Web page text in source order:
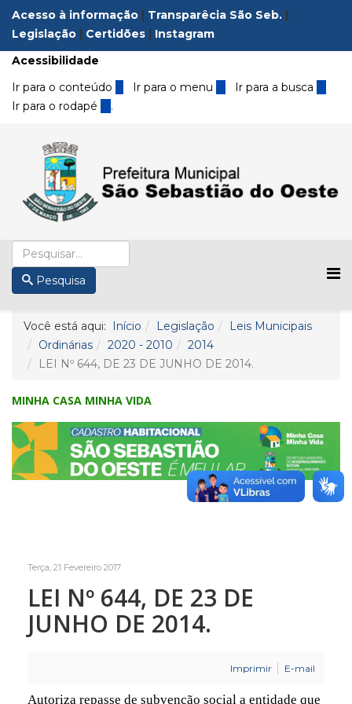
Acesso à informação | Transparêcia São Seb. |
Legislação | Certidões | Instagram
Acessibilidade
Ir para o conteúdo 1 Ir para o menu 2 Ir para a busca3
Ir para o rodapé 4 .
Pesquisa
Você está aqui: Início Legislação
Leis Municipais
Ordinárias
2020 - 2010
2014
LEI Nº 644, DE 23 DE JUNHO DE 2014.
MINHA CASA MINHA VIDA
Terça, 21 Fevereiro 2017
LEI Nº 644, DE 23 DE
JUNHO DE 2014.
Imprimir E-mail
Autoriza repasse de subvenção social a entidade que